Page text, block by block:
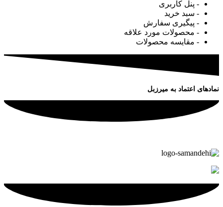
- پنل کاربری
- سبد خرید
- پیگیری سفارش
- محصولات مورد علاقه
- مقایسه محصولات
نمادهای اعتماد به میرزبل